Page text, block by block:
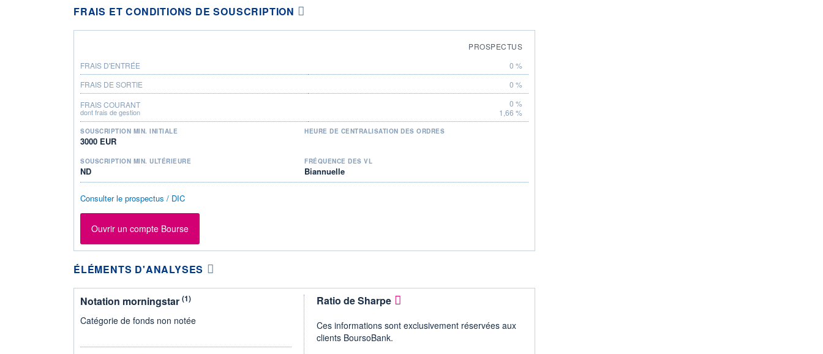
FRAIS ET CONDITIONS DE SOUSCRIPTION
PROSPECTUS
FRAIS D'ENTRÉE
0 %
FRAIS DE SORTIE
0 %
FRAIS COURANT
dont frais de gestion
0 %
1,66 %
SOUSCRIPTION MIN. INITIALE
3000 EUR
HEURE DE CENTRALISATION DES ORDRES
SOUSCRIPTION MIN. ULTÉRIEURE
ND
FRÉQUENCE DES VL
Biannuelle
Consulter le prospectus / DIC
Ouvrir un compte Bourse
ÉLÉMENTS D'ANALYSES
Notation morningstar (1)
Catégorie de fonds non notée
Ratio de Sharpe
Ces informations sont exclusivement réservées aux
clients BoursoBank.